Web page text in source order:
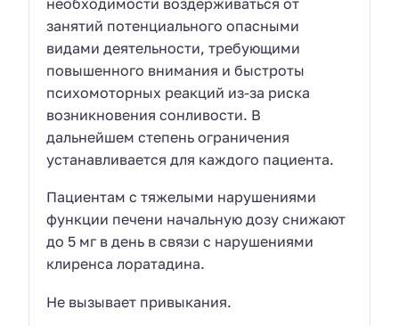
занятий потенциального опасными
видами деятельности, требующими
повышенного внимания и быстроты
психомоторных реакций из-за риска
возникновения сонливости. В
дальнейшем степень ограничения
устанавливается для каждого пациента.
Пациентам с тяжелыми нарушениями
функции печени начальную дозу снижают
до 5 мг в день в связи с нарушениями
клиренса лоратадина.
Не вызывает привыкания.